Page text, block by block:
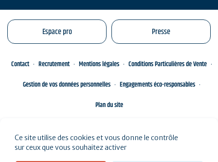
Espace pro Presse
Contact Recrutement Mentions légales
Conditions Particulières de Vente
Gestion de vos données personnelles
Engagements éco-responsables
Plan du site
Ce site utilise des cookies et vous donne le contrôle
sur ceux que vous souhaitez activer